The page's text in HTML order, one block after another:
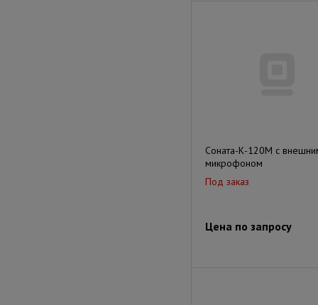
Соната-К-120М с
микрофоном
Под заказ
Цена по запросу